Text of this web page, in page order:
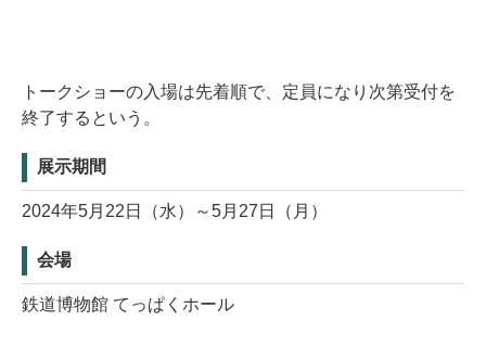
トークショーの入場は先着順で、定員になり次第受付を
終了するという。
展示期間
2024年5月22日（水）～5月27日（月）
会場
鉄道博物館 てっぱくホール